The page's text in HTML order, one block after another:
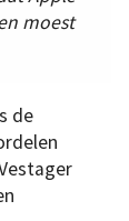
moest
de